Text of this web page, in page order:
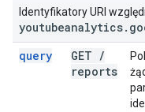
Identyfikatory URI
youtubeanalytics.
query
GET /
reports